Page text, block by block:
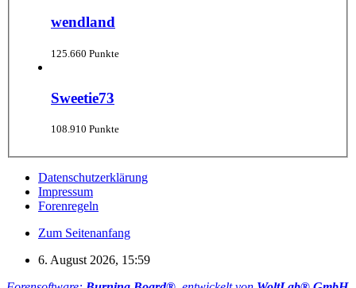
wendland
125.660 Punkte
Sweetie73
108.910 Punkte
Datenschutzerklärung
Impressum
Forenregeln
Zum Seitenanfang
6. August 2026, 15:59